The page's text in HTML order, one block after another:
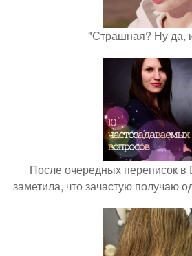
"Страшная? Ну да,
После очередных переписок в
заметила, что зачастую получаю